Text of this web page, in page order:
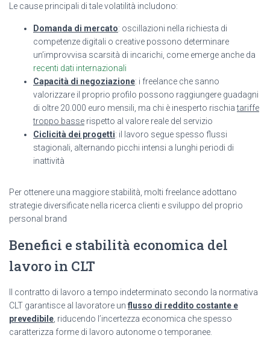
Le cause principali di tale volatilità includono:
Domanda di mercato: oscillazioni nella richiesta di
competenze digitali o creative possono determinare
un’improvvisa scarsità di incarichi, come emerge anche da
recenti dati internazionali
Capacità di negoziazione: i freelance che sanno
valorizzare il proprio profilo possono raggiungere guadagni
di oltre 20.000 euro mensili, ma chi è inesperto rischiatariffe
troppo basse rispetto al valore reale del servizio
Ciclicità dei progetti: il lavoro segue spesso flussi
stagionali, alternando picchi intensi a lunghi periodi di
inattività
Per ottenere una maggiore stabilità, molti freelance adottano
strategie diversificate nella ricerca clienti e sviluppo del proprio
personal brand
Benefici e stabilità economica del
lavoro in CLT
Il contratto di lavoro a tempo indeterminato secondo la normativa
CLT garantisce al lavoratore un flusso di reddito costante e
prevedibile , riducendo l’incertezza economica che spesso
caratterizza forme di lavoro autonome o temporanee.